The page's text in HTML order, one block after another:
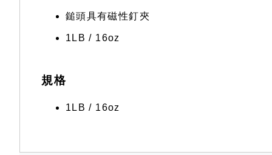
鎚頭具有磁性釘夾
1LB / 16oz
規格
1LB / 16oz